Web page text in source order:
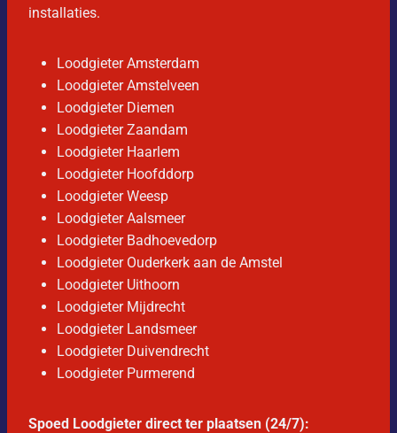
installaties.
Loodgieter Amsterdam
Loodgieter Amstelveen
Loodgieter Diemen
Loodgieter Zaandam
Loodgieter Haarlem
Loodgieter Hoofddorp
Loodgieter Weesp
Loodgieter Aalsmeer
Loodgieter Badhoevedorp
Loodgieter Ouderkerk aan de Amstel
Loodgieter Uithoorn
Loodgieter Mijdrecht
Loodgieter Landsmeer
Loodgieter Duivendrecht
Loodgieter Purmerend
Spoed Loodgieter direct ter plaatsen (24/7):